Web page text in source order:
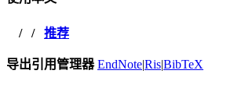
/ / 推荐
导出引用管理器 EndNote|Ris|BibTeX